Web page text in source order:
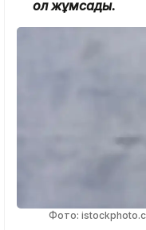
қол жұмсады.
Фото: